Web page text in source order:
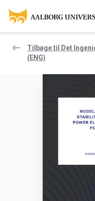
Tilbage til Det
(ENG)